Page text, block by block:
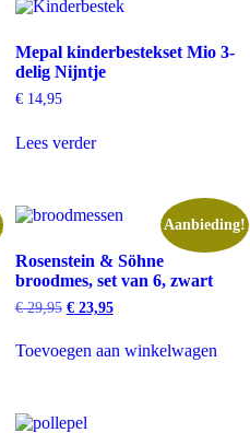
Mepal kinderbestekset Mio 3-
delig Nijntje
€14,95
Lees verder
Aanbieding!
Rosenstein & Söhne
broodmes, set van 6, zwart
€29,95 Oorspronkelijke
€ 29,95.
€23,95Huidige
€ 23,95.
Toevoegen aan winkelwagen